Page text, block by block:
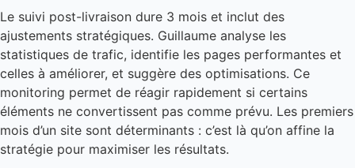
Le suivi post-livraison dure 3 mois et inclut des
ajustements stratégiques. Guillaume analyse les
statistiques de trafic, identifie les pages performantes et
celles à améliorer, et suggère des optimisations. Ce
monitoring permet de réagir rapidement si certains
éléments ne convertissent pas comme prévu. Les premiers
mois d’un site sont déterminants : c’est là qu’on affine la
stratégie pour maximiser les résultats.